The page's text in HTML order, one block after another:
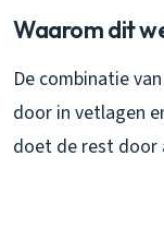
Waarom dit
De combinatie
door in vetlagen
doet de rest door